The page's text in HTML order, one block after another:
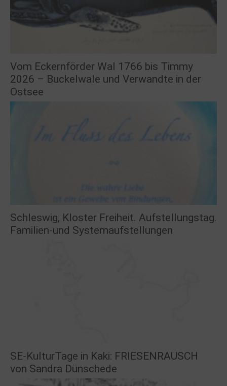
Vom Eckernförder Wal 1766 bis Timmy
2026 – Buckelwale und Verwandte in der
Ostsee
Schleswig, Kloster Freiheit. Aufstellungstag.
Familien-und Systemaufstellungen
SE-KulturTage in Kaki: FRIESENRAUSCH
von Sandra Dünschede